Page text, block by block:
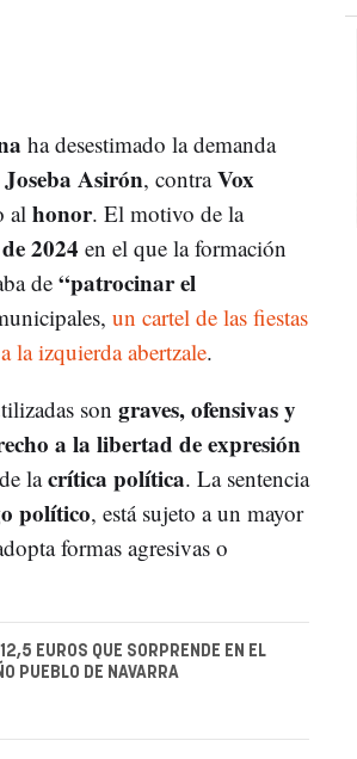
ha desestimado la demanda
Joseba Asirón, contraVox
al honor. El motivo de la
2024 en el que la formación
de “patrocinar el
un cartel de las fiestas
la izquierda abertzale.
son graves, ofensivas y
a la libertad de expresión
lacrítica política. La sentencia
político, está sujeto a un mayor
formas agresivas o
EUROS QUE SORPRENDE EN EL
PUEBLO DE NAVARRA